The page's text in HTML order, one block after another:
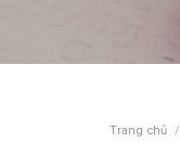
Trang chủ /